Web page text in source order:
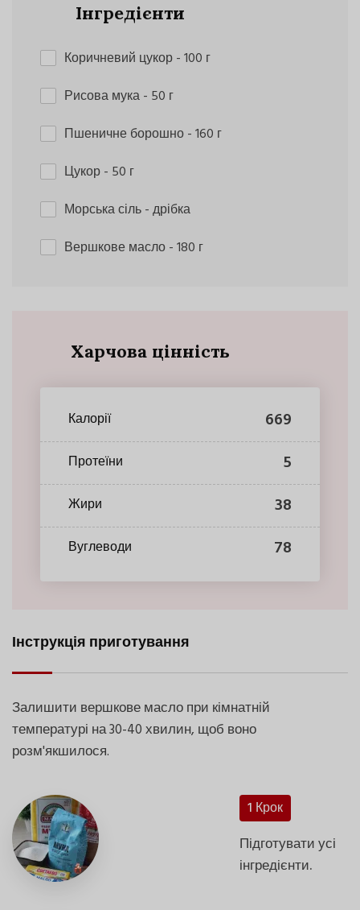
Інгредієнти
Коричневий цукор- 100 г
Рисова мука- 50 г
Пшеничне борошно- 160 г
Цукор- 50 г
Морська сіль- дрібка
Вершкове масло- 180 г
Харчова цінність
Калорії 669
Протеїни 5
Жири 38
Вуглеводи 78
Інструкція приготування
Залишити вершкове масло при кімнатній
температурі на 30-40 хвилин, щоб воно
розм'якшилося.
1 Крок
Підготувати усі
інгредієнти.